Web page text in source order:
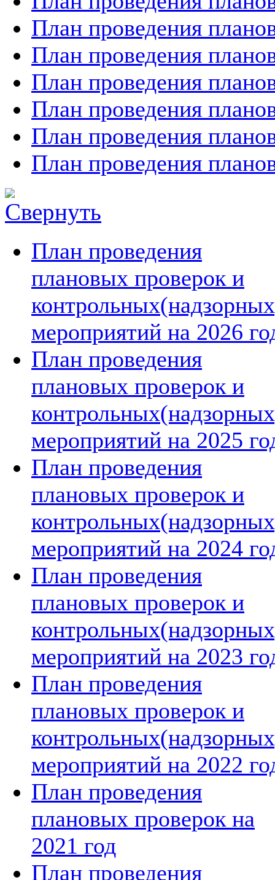
План проведения
План проведения
План проведения
План проведения
План проведения
План проведения
План проведения
плановых проверок и
мероприятий на 2026
План проведения
плановых проверок и
мероприятий на 2025
План проведения
плановых проверок и
мероприятий на 2024
План проведения
плановых проверок и
мероприятий на 2023
План проведения
плановых проверок и
мероприятий на 2022
План проведения
плановых проверок на
2021 год
План проведения